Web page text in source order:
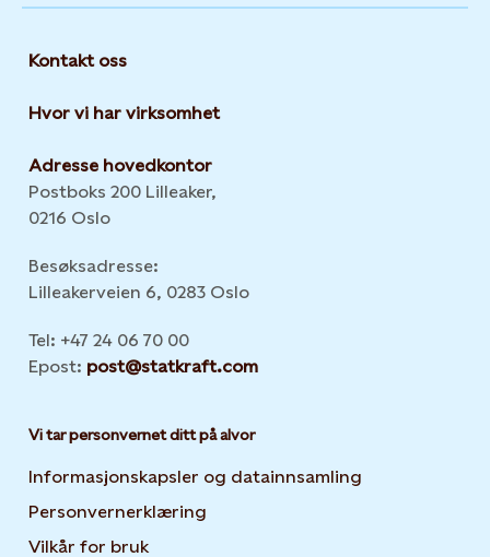
Kontakt oss
Hvor vi har virksomhet
Adresse hovedkontor
Postboks 200 Lilleaker,
0216 Oslo
Besøksadresse:
Lilleakerveien 6, 0283 Oslo
Tel: +47 24 06 70 00
Epost: post@statkraft.com
Vi tar personvernet ditt på alvor
Informasjonskapsler og datainnsamling
Personvernerklæring
Vilkår for bruk